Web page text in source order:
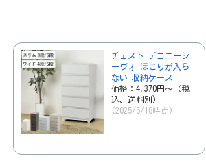
チェスト デコニーシ
ーヴォ ほこりが入ら
ない 収納ケース
価格：4,370円～（税
込、送料別)
(2025/5/18時点)